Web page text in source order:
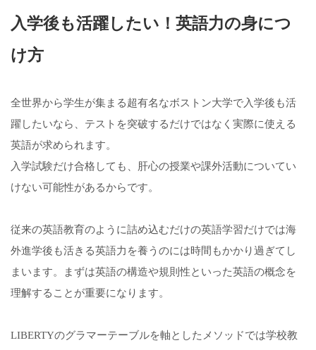
入学後も活躍したい！英語力の身につ
け方
全世界から学生が集まる超有名なボストン大学で入学後も活
躍したいなら、テストを突破するだけではなく実際に使える
英語が求められます。
入学試験だけ合格しても、肝心の授業や課外活動についてい
けない可能性があるからです。
従来の英語教育のように詰め込むだけの英語学習だけでは海
外進学後も活きる英語力を養うのには時間もかかり過ぎてし
まいます。まずは英語の構造や規則性といった英語の概念を
理解することが重要になります。
LIBERTYのグラマーテーブルを軸としたメソッドでは学校教